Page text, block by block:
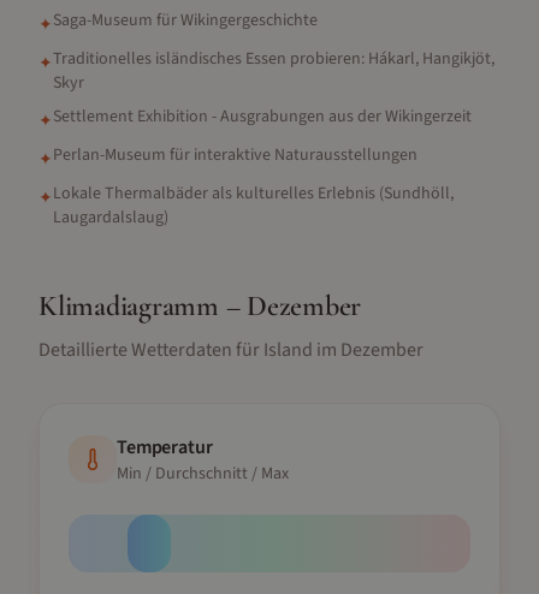
✦Saga-Museum für Wikingergeschichte
✦Traditionelles isländisches Essen probieren: Hákarl, Hangikjöt,
Skyr
✦Settlement Exhibition - Ausgrabungen aus der Wikingerzeit
✦Perlan-Museum für interaktive Naturausstellungen
✦Lokale Thermalbäder als kulturelles Erlebnis (Sundhöll,
Laugardalslaug)
Klimadiagramm – Dezember
Detaillierte Wetterdaten fürIsland im Dezember
Temperatur
Min / Durchschnitt / Max